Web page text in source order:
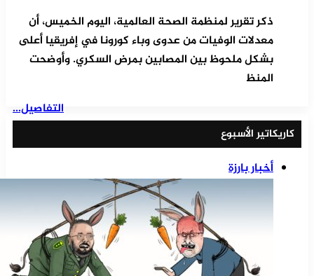
ذكر تقرير لمنظمة الصحة العالمية، اليوم الخميس، أن
معدلات الوفيات من عدوى وباء كورونا في إفريقيا أعلى
بشكل ملحوظ بين المصابين بمرض السكري. وأوضحت
المنظ
التفاصيل...
كاريكاتير الأسبوع
أخبار بارزة